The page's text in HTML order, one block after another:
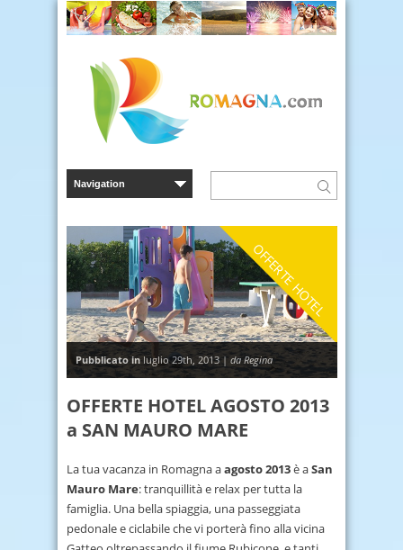
OFFERTE HOTEL
Pubblicato in luglio 29th, 2013 | da Regina
OFFERTE HOTEL AGOSTO 2013
a SAN MAURO MARE
La tua vacanza in Romagna aagosto 2013è aSan
Mauro Mare: tranquillità e relax per tutta la
famiglia. Una bella spiaggia, una passeggiata
pedonale e ciclabile che vi porterà fino alla vicina